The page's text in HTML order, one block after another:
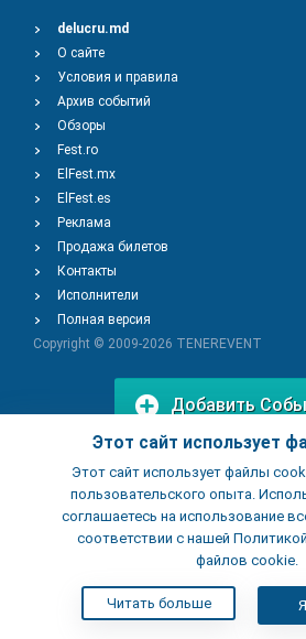
Этот сайт использует
Этот сайт использует файлы
пользовательского опыта.
соглашаетесь на использование
соответствии с нашей
файлов cookie.
Читать больше
delucru.md
О сайте
Условия и правила
Архив событий
Обзоры
Fest.ro
ElFest.mx
ElFest.es
Реклама
Продажа билетов
Контакты
Исполнители
Полная версия
Copyright © 2009-2026 TENEREVENT
Добавить
Добавить